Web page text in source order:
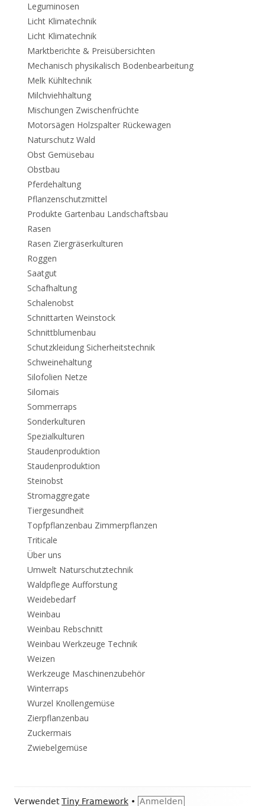
Leguminosen
Licht Klimatechnik
Licht Klimatechnik
Marktberichte & Preisübersichten
Mechanisch physikalisch Bodenbearbeitung
Melk Kühltechnik
Milchviehhaltung
Mischungen Zwischenfrüchte
Motorsägen Holzspalter Rückewagen
Naturschutz Wald
Obst Gemüsebau
Obstbau
Pferdehaltung
Pflanzenschutzmittel
Produkte Gartenbau Landschaftsbau
Rasen
Rasen Ziergräserkulturen
Roggen
Saatgut
Schafhaltung
Schalenobst
Schnittarten Weinstock
Schnittblumenbau
Schutzkleidung Sicherheitstechnik
Schweinehaltung
Silofolien Netze
Silomais
Sommerraps
Sonderkulturen
Spezialkulturen
Staudenproduktion
Staudenproduktion
Steinobst
Stromaggregate
Tiergesundheit
Topfpflanzenbau Zimmerpflanzen
Triticale
Über uns
Umwelt Naturschutztechnik
Waldpflege Aufforstung
Weidebedarf
Weinbau
Weinbau Rebschnitt
Weinbau Werkzeuge Technik
Weizen
Werkzeuge Maschinenzubehör
Winterraps
Wurzel Knollengemüse
Zierpflanzenbau
Zuckermais
Zwiebelgemüse
Footer
VerwendetTiny Framework • Anmelden